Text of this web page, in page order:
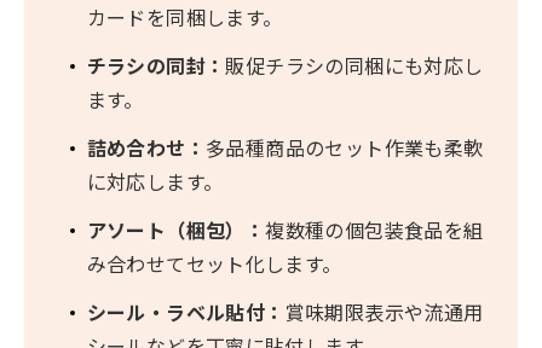
カードを同梱します。
チラシの同封：販促チラシの同梱にも対応し
ます。
詰め合わせ： 多品種商品のセット作業も柔軟
に対応します。
アソート（梱包）：複数種の個包装食品を組
み合わせてセット化します。
シール・ラベル貼付： 賞味期限表示や流通用